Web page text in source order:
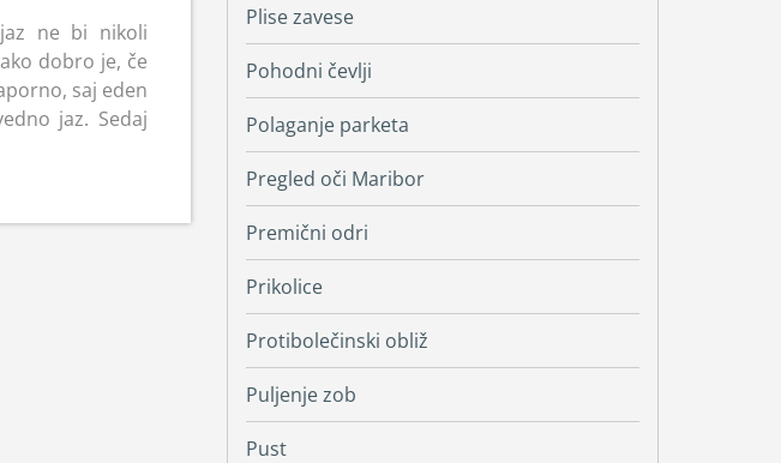
ne bi nikoli
dobro je, če
saj eden
jaz. Sedaj
Plise zavese
Pohodni čevlji
Polaganje parketa
Pregled oči Maribor
Premični odri
Prikolice
Protibolečinski obliž
Puljenje zob
Pust